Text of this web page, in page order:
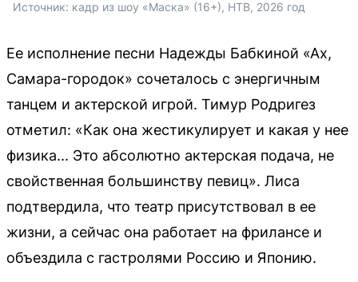
Источник: кадр из шоу «Маска» (16+), НТВ, 2026 год
Ее исполнение песни Надежды Бабкиной «Ах,
Самара-городок» сочеталось с энергичным
танцем и актерской игрой. Тимур Родригез
отметил: «Как она жестикулирует и какая у нее
физика... Это абсолютно актерская подача, не
свойственная большинству певиц». Лиса
подтвердила, что театр присутствовал в ее
жизни, а сейчас она работает на фрилансе и
объездила с гастролями Россию и Японию.